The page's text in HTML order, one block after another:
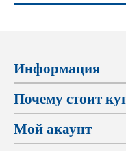
Информация
Почему стоит
Мой акаунт